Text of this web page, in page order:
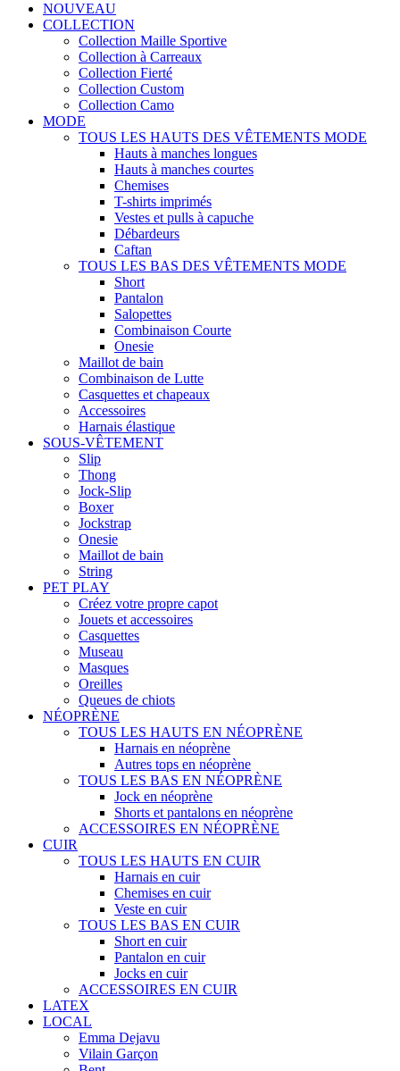
NOUVEAU
COLLECTION
Collection Maille Sportive
Collection à Carreaux
Collection Fierté
Collection Custom
Collection Camo
MODE
TOUS LES HAUTS DES VÊTEMENTS MODE
Hauts à manches longues
Hauts à manches courtes
Chemises
T-shirts imprimés
Vestes et pulls à capuche
Débardeurs
Caftan
TOUS LES BAS DES VÊTEMENTS MODE
Short
Pantalon
Salopettes
Combinaison Courte
Onesie
Maillot de bain
Combinaison de Lutte
Casquettes et chapeaux
Accessoires
Harnais élastique
SOUS-VÊTEMENT
Slip
Thong
Jock-Slip
Boxer
Jockstrap
Onesie
Maillot de bain
String
PET PLAY
Créez votre propre capot
Jouets et accessoires
Casquettes
Museau
Masques
Oreilles
Queues de chiots
NÉOPRÈNE
TOUS LES HAUTS EN NÉOPRÈNE
Harnais en néoprène
Autres tops en néoprène
TOUS LES BAS EN NÉOPRÈNE
Jock en néoprène
Shorts et pantalons en néoprène
ACCESSOIRES EN NÉOPRÈNE
CUIR
TOUS LES HAUTS EN CUIR
Harnais en cuir
Chemises en cuir
Veste en cuir
TOUS LES BAS EN CUIR
Short en cuir
Pantalon en cuir
Jocks en cuir
ACCESSOIRES EN CUIR
LATEX
LOCAL
Emma Dejavu
Vilain Garçon